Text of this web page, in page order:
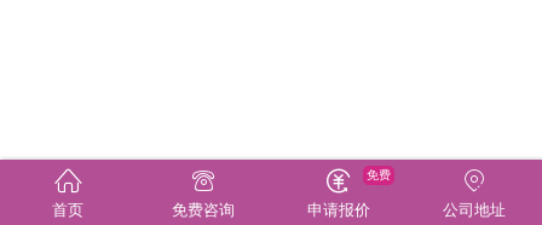
首页 免费咨询 申请报价
免费
公司地址